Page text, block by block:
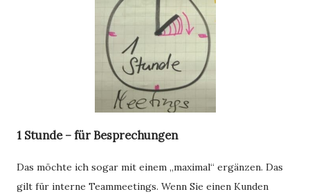
1 Stunde – für Besprechungen
Das möchte ich sogar mit einem „maximal“ ergänzen. Das
gilt für interne Teammeetings. Wenn Sie einen Kunden